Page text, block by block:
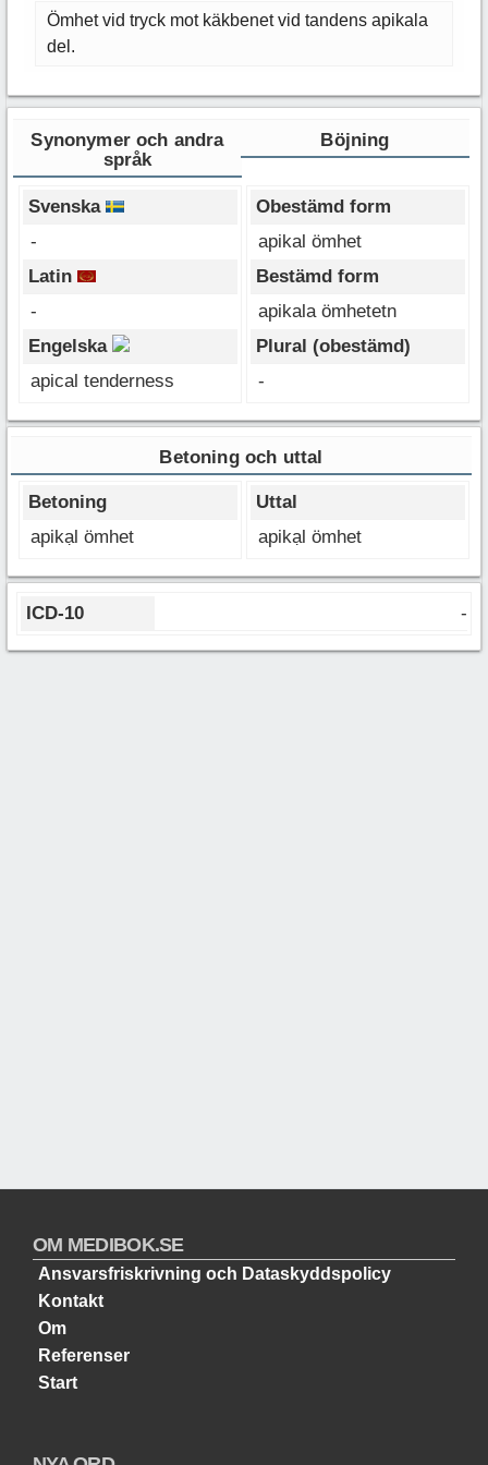
Ömhet vid tryck mot käkbenet vid tandens apikala
del.
Synonymer och andra
språk
Böjning
Svenska
-
Latin
-
Engelska
apical tenderness
Obestämd form
apikal ömhet
Bestämd form
apikala ömhetetn
Plural (obestämd)
-
Betoning och uttal
Betoning
apikạl ömhet
Uttal
apikạl ömhet
ICD-10 -
OM MEDIBOK.SE
Ansvarsfriskrivning och Dataskyddspolicy
Kontakt
Om
Referenser
Start